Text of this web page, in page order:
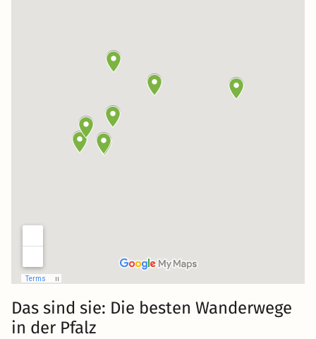
Das sind sie: Die besten Wanderwege
in der Pfalz